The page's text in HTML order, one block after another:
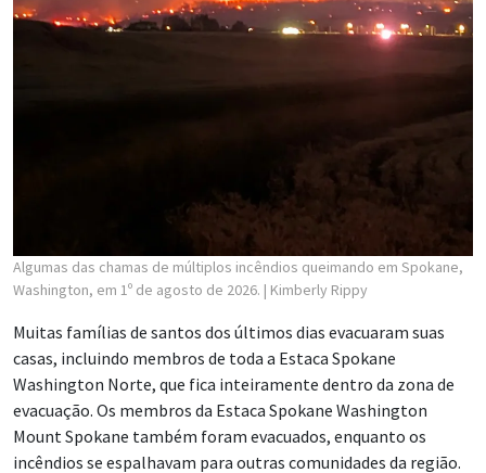
Algumas das chamas de múltiplos incêndios queimando em Spokane,
Washington, em 1º de agosto de 2026. | Kimberly Rippy
Muitas famílias de santos dos últimos dias evacuaram suas
casas, incluindo membros de toda a Estaca Spokane
Washington Norte, que fica inteiramente dentro da zona de
evacuação. Os membros da Estaca Spokane Washington
Mount Spokane também foram evacuados, enquanto os
incêndios se espalhavam para outras comunidades da região.